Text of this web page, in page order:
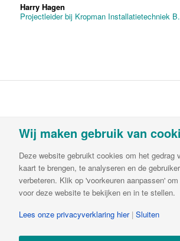
Harry Hagen
Projectleider bij Kropman Installatietechniek
Luchtbehandeling & Ventilatie
info@vortvent.nl| KvK: 65549236|
NL8561.57.569B01 | IBAN
Wij maken gebruik van
Deze website gebruikt cookies om het gedrag
kaart te brengen, te analyseren en de
verbeteren. Klik op 'voorkeuren aanpassen'
voor deze website te bekijken en in te stellen.
Lees onze privacyverklaring hier | Sluiten